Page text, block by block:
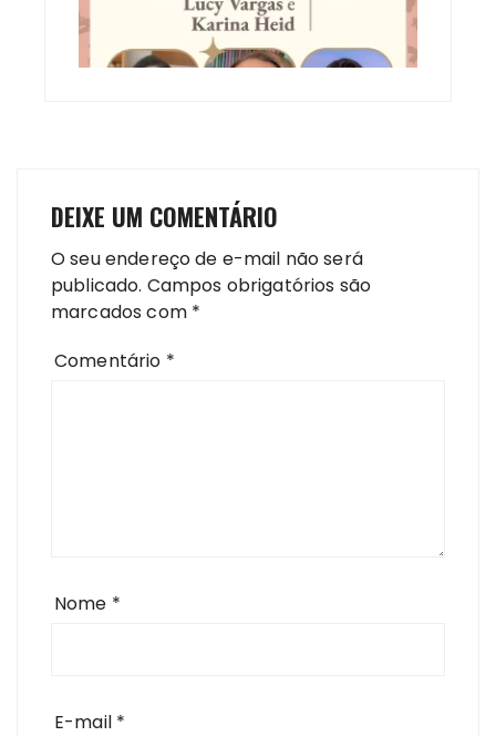
DEIXE UM COMENTÁRIO
O seu endereço de e-mail não será
publicado. Campos obrigatórios são
marcados com *
Comentário *
Nome *
E-mail *